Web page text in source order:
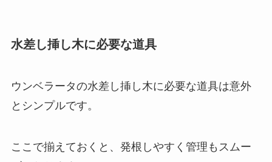
水差し挿し木に必要な道具
ウンベラータの水差し挿し木に必要な道具は意外
とシンプルです。
ここで揃えておくと、発根しやすく管理もスムー